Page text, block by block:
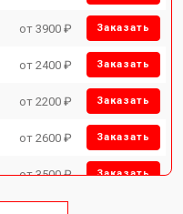
от 3900 ₽ Заказать
от 2400 ₽ Заказать
от 2200 ₽ Заказать
от 2600 ₽ Заказать
от 3500 ₽ Заказать